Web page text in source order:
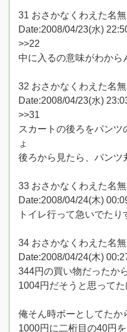
31 おさかなくわえた名
Date:2008/04/23(水)
>>22
中に入るの意味がわから
32 おさかなくわえた名
Date:2008/04/23(水)
>>31
スカートの後ろをパンツ
ょ
後ろから見たら、パンツ
33 おさかなくわえた名
Date:2008/04/24(木)
トイレ行って急いでた
34 おさかなくわえた名
Date:2008/04/24(木)
344円の買い物だったか
1004円だそうと思ってた
俺そん時ボーとしてたか
1000円に二桁目の40円